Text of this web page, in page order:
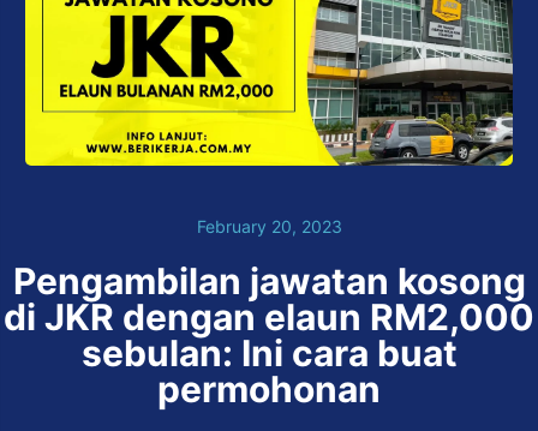
February 20, 2023
Pengambilan jawatan kosong
di JKR dengan elaun RM2,000
sebulan: Ini cara buat
permohonan